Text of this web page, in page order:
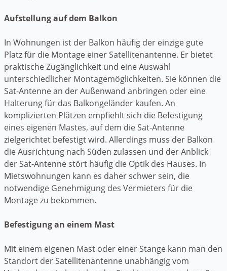
Aufstellung auf dem Balkon
In Wohnungen ist der Balkon häufig der einzige gute
Platz für die Montage einer Satellitenantenne. Er bietet
praktische Zugänglichkeit und eine Auswahl
unterschiedlicher Montagemöglichkeiten. Sie können die
Sat-Antenne an der Außenwand anbringen oder eine
Halterung für das Balkongeländer kaufen. An
komplizierten Plätzen empfiehlt sich die Befestigung
eines eigenen Mastes, auf dem die Sat-Antenne
zielgerichtet befestigt wird. Allerdings muss der Balkon
die Ausrichtung nach Süden zulassen und der Anblick
der Sat-Antenne stört häufig die Optik des Hauses. In
Mietswohnungen kann es daher schwer sein, die
notwendige Genehmigung des Vermieters für die
Montage zu bekommen.
Befestigung an einem Mast
Mit einem eigenen Mast oder einer Stange kann man den
Standort der Satellitenantenne unabhängig vom